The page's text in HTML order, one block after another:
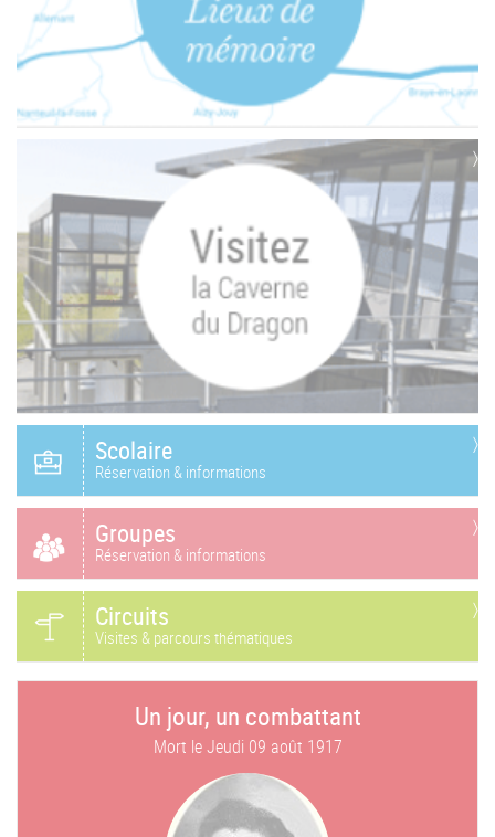
Scolaire
Réservation & informations
Groupes
Réservation & informations
Circuits
Visites & parcours thématiques
Un jour, un combattant
Mort leJeudi 09 août 1917